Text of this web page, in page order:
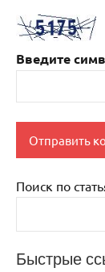
Введите
Поиск по
Быстрые